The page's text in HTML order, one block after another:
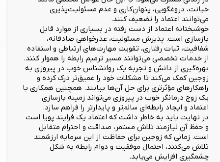
خیانت، دروغگویی، پنهان‌کاری و عدم مسئولیت‌پذیری
می‌توانند اعتماد را تضعیف کنند.
خوشبختانه اعتماد از دست رفته در بسیاری از موارد قابل
بازسازی است. پذیرش مسئولیت، عذرخواهی صادقانه،
شفافیت، ثبات رفتاری، تقویت مهارت‌های ارتباطی و استفاده
از خدمات تخصصی می‌توانند مسیر ترمیم رابطه را هموار کنند.
بهره‌گیری از دانش و تجربه یک روانشناس خوب در پیروزی به
زوجین کمک می‌کند تا مشکلات خود را عمیق‌تر درک کرده و
راهکارهای مؤثرتری برای حل آن‌ها بیابند. همچنین همکاری با
یک زوج درمانگر خوب در پیروزی می‌تواند زمینه بازسازی
اعتماد و ایجاد رابطه‌ای سالم‌تر و پایدارتر را فراهم سازد.
در نهایت باید به خاطر داشت که اعتماد یک فرایند پویا است
و حفظ آن نیازمند تلاش مستمر، صداقت و احترام متقابل
است. زمانی که زوجین برای حفاظت از این سرمایه ارزشمند
تلاش می‌کنند، احتمال موفقیت و دوام رابطه به شکل
چشمگیری افزایش می‌یابد.